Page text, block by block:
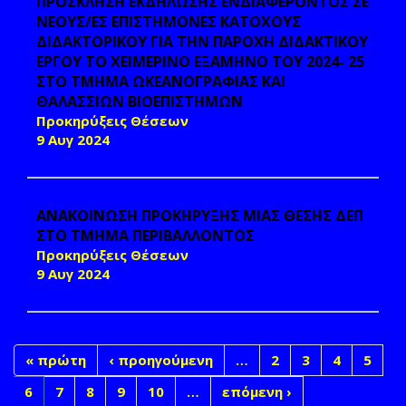
ΝΕΟΥΣ/ΕΣ ΕΠΙΣΤΗΜΟΝΕΣ ΚΑΤΟΧΟΥΣ
ΔΙΔΑΚΤΟΡΙΚΟΥ ΓΙΑ ΤΗΝ ΠΑΡΟΧΗ ΔΙΔΑΚΤΙΚΟΥ
ΕΡΓΟΥ ΤΟ ΧΕΙΜΕΡΙΝΟ ΕΞΑΜΗΝΟ ΤΟΥ 2024- 25
ΣΤΟ ΤΜΗΜΑ ΩΚΕΑΝΟΓΡΑΦΙΑΣ ΚΑΙ
ΘΑΛΑΣΣΙΩΝ ΒΙΟΕΠΙΣΤΗΜΩΝ
Προκηρύξεις Θέσεων
9 Αυγ 2024
ΑΝΑΚΟΙΝΩΣΗ ΠΡΟΚΗΡΥΞΗΣ ΜΙΑΣ ΘΕΣΗΣ ΔΕΠ
ΣΤΟ ΤΜΗΜΑ ΠΕΡΙΒΑΛΛΟΝΤΟΣ
Προκηρύξεις Θέσεων
9 Αυγ 2024
« πρώτη ‹ προηγούμενη … 2 3 4
5
6
7 8 9 10 …
επόμενη ›